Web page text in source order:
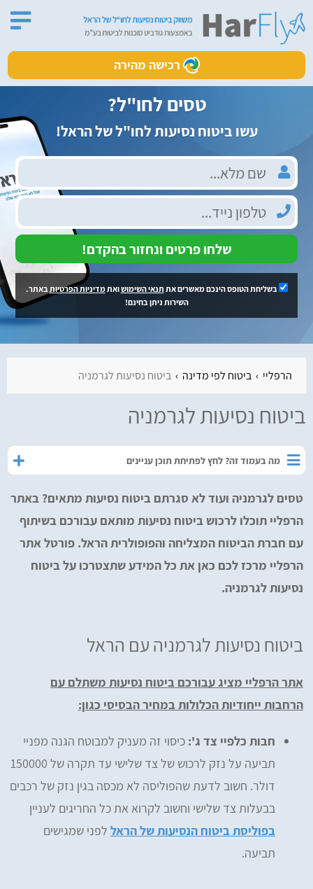
רכישה מהירה
טסים לחו"ל?
עשו ביטוח נסיעות לחו"ל של הראל!
שלחו פרטים ונחזור בהקדם!
בשליחת הטופס הינכם מאשרים את תנאי השימושואתמדיניות הפרטיותבאתר.
השירות ניתן בחינם!
הרפליי ביטוח לפי מדינה ביטוח נסיעות לגרמניה
ביטוח נסיעות לגרמניה
מה בעמוד זה? לחץ לפתיחת תוכן עניינים
טסים לגרמניה ועוד לא סגרתם ביטוח נסיעות מתאים? באתר
הרפליי תוכלו לרכוש ביטוח נסיעות מותאם עבורכם בשיתוף
עם חברת הביטוח המצליחה והפופולרית הראל. פורטל אתר
הרפליי מרכז לכם כאן את כל המידע שתצטרכו על ביטוח
נסיעות לגרמניה.
ביטוח נסיעות לגרמניה עם הראל
אתר הרפליי מציג עבורכם ביטוח נסיעות משתלם עם
הרחבות ייחודיות הכלולות במחיר הבסיסי כגון:
חבות כלפיי צד ג': כיסוי זה מעניק למבוטח הגנה מפניי
תביעה על נזק לרכוש של צד שלישי עד תקרה של 150000
דולר. חשוב לדעת שהפוליסה לא מכסה בגין נזק של רכבים
בבעלות צד שלישי וחשוב לקרוא את כל החריגים לעניין
בפוליסת ביטוח הנסיעות של הראל לפני שמגישים
תביעה.